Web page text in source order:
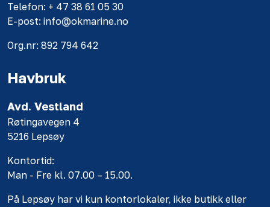
Telefon: + 47 38 61 05 30
E-post: info@okmarine.no
Org.nr: 892 794 642
Havbruk
Avd. Vestland
Røtingavegen 4
5216 Lepsøy
Kontortid:
Man - Fre kl. 07.00 – 15.00.
På Lepsøy har vi kun kontorlokaler, ikke butikk eller